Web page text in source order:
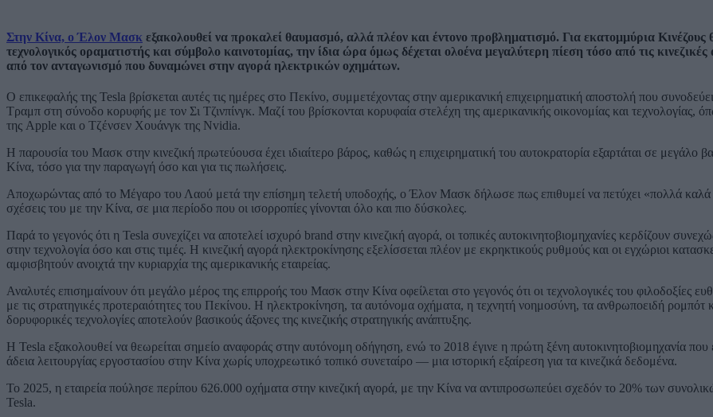
Στην Κίνα, ο Έλον Μασκ εξακολουθεί να προκαλεί θαυμασμό, αλλά πλέον και έντονο προβληματισμό. Για εκατομμύρια Κινέζους
τεχνολογικός οραματιστής και σύμβολο καινοτομίας, την ίδια ώρα όμως δέχεται ολοένα μεγαλύτερη πίεση τόσο από τις κινεζικές
από τον ανταγωνισμό που δυναμώνει στην αγορά ηλεκτρικών οχημάτων.
Ο επικεφαλής της Tesla βρίσκεται αυτές τις ημέρες στο Πεκίνο, συμμετέχοντας στην αμερικανική επιχειρηματική αποστολή που
Τραμπ στη σύνοδο κορυφής με τον Σι Τζινπίνγκ. Μαζί του βρίσκονται κορυφαία στελέχη της αμερικανικής οικονομίας και τεχνολογίας,
της Apple και ο Τζένσεν Χουάνγκ της Nvidia.
Η παρουσία του Μασκ στην κινεζική πρωτεύουσα έχει ιδιαίτερο βάρος, καθώς η επιχειρηματική του αυτοκρατορία εξαρτάται σε μεγάλο
Κίνα, τόσο για την παραγωγή όσο και για τις πωλήσεις.
Αποχωρώντας από το Μέγαρο του Λαού μετά την επίσημη τελετή υποδοχής, ο Έλον Μασκ δήλωσε πως επιθυμεί να πετύχει «πολλά καλά
σχέσεις του με την Κίνα, σε μια περίοδο που οι ισορροπίες γίνονται όλο και πιο δύσκολες.
Παρά το γεγονός ότι η Tesla συνεχίζει να αποτελεί ισχυρό brand στην κινεζική αγορά, οι τοπικές αυτοκινητοβιομηχανίες κερδίζουν
στην τεχνολογία όσο και στις τιμές. Η κινεζική αγορά ηλεκτροκίνησης εξελίσσεται πλέον με εκρηκτικούς ρυθμούς και οι εγχώριοι
αμφισβητούν ανοιχτά την κυριαρχία της αμερικανικής εταιρείας.
Αναλυτές επισημαίνουν ότι μεγάλο μέρος της επιρροής του Μασκ στην Κίνα οφείλεται στο γεγονός ότι οι τεχνολογικές του φιλοδοξίες
με τις στρατηγικές προτεραιότητες του Πεκίνου. Η ηλεκτροκίνηση, τα αυτόνομα οχήματα, η τεχνητή νοημοσύνη, τα ανθρωποειδή ρομπότ
δορυφορικές τεχνολογίες αποτελούν βασικούς άξονες της κινεζικής στρατηγικής ανάπτυξης.
Η Tesla εξακολουθεί να θεωρείται σημείο αναφοράς στην αυτόνομη οδήγηση, ενώ το 2018 έγινε η πρώτη ξένη αυτοκινητοβιομηχανία που
άδεια λειτουργίας εργοστασίου στην Κίνα χωρίς υποχρεωτικό τοπικό συνεταίρο — μια ιστορική εξαίρεση για τα κινεζικά δεδομένα.
Το 2025, η εταιρεία πούλησε περίπου 626.000 οχήματα στην κινεζική αγορά, με την Κίνα να αντιπροσωπεύει σχεδόν το 20% των
Tesla.